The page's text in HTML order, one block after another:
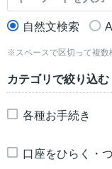
自然文検索
※スペースで区切って複数
カテゴリで絞り込む
各種お手続き
口座をひらく・